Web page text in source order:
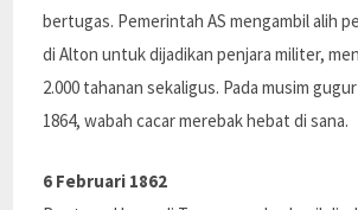
bertugas. Pemerintah AS mengambil alih
di Alton untuk dijadikan penjara militer,
2.000 tahanan sekaligus. Pada musim
1864, wabah cacar merebak hebat di sana.
6 Februari 1862